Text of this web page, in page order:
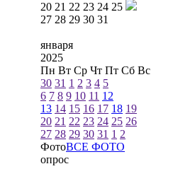
20 21 22 23 24 25
27 28 29 30 31
января
2025
Пн Вт Ср Чт Пт Сб Вс
30 31 1 2 3 4 5
6 7 8 9 10 11 12
13 14 15 16 17 18 19
20 21 22 23 24 25 26
27 28 29 30 31 1 2
ФотоВСЕ ФОТО
опрос